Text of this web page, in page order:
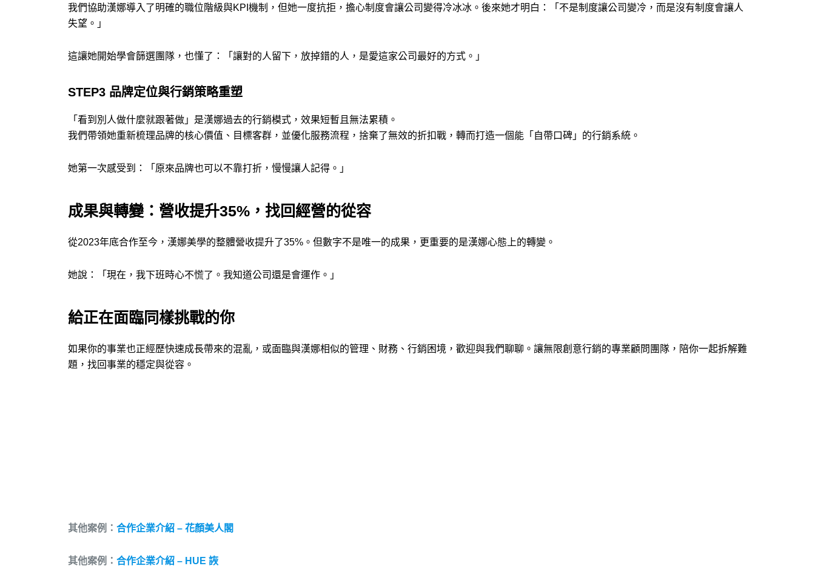
我們協助漢娜導入了明確的職位階級與KPI機制，但她一度抗拒，擔心制度會讓公司變得冷冰冰。後來她才明白：「不是制度讓公司變冷，而是沒有制度會讓人
失望。」
這讓她開始學會篩選團隊，也懂了：「讓對的人留下，放掉錯的人，是愛這家公司最好的方式。」
STEP3 品牌定位與行銷策略重塑
​「看到別人做什麼就跟著做」是漢娜過去的行銷模式，效果短暫且無法累積。
我們帶領她重新梳理品牌的核心價值、目標客群，並優化服務流程，捨棄了無效的折扣戰，轉而打造一個能「自帶口碑」的行銷系統。
她第一次感受到：「原來品牌也可以不靠打折，慢慢讓人記得。」
成果與轉變：營收提升35%，找回經營的從容
​從2023年底合作至今，漢娜美學的整體營收提升了35%。但數字不是唯一的成果，更重要的是漢娜心態上的轉變。
她說：「現在，我下班時心不慌了。我知道公司還是會運作。」
給正在面臨同樣挑戰的你
如果你的事業也正經歷快速成長帶來的混亂，或面臨與漢娜相似的管理、財務、行銷困境，歡迎與我們聊聊。讓無限創意行銷的專業顧問團隊，陪你一起拆解難
題，找回事業的穩定與從容。
其他案例： 合作企業介紹 – 花顏美人閣
其他案例： 合作企業介紹 – HUE 詼